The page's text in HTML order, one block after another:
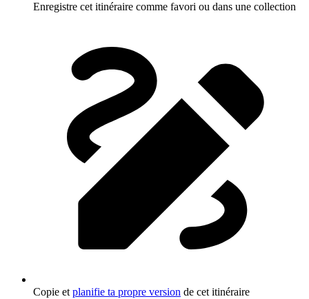
Enregistre cet itinéraire comme favori ou dans une collection
Copie et planifie ta propre version de cet itinéraire